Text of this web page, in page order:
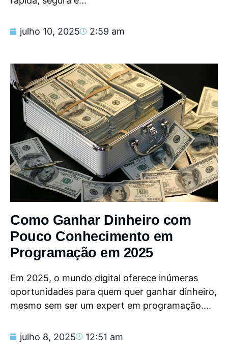
julho 10, 2025 2:59 am
Como Ganhar Dinheiro com
Pouco Conhecimento em
Programação em 2025
Em 2025, o mundo digital oferece inúmeras
oportunidades para quem quer ganhar dinheiro,
mesmo sem ser um expert em programação....
julho 8, 2025 12:51 am